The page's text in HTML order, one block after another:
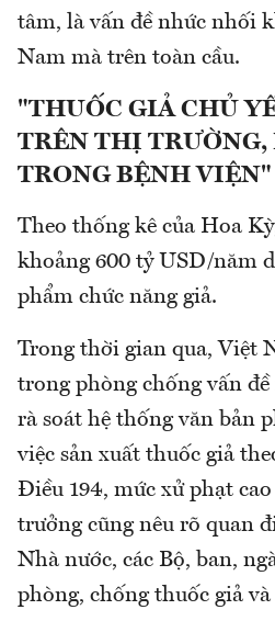
tâm, là vấn đề nhức nhối
Nam mà trên toàn cầu.
"THUỐC GIẢ CHỦ
TRÊN THỊ
TRONG BỆNH VIỆN"
Theo thống kê của Hoa
khoảng 600 tỷ USD/năm
phẩm chức năng giả.
Trong thời gian qua, Việt
trong phòng chống vấn
rà soát hệ thống văn bản
việc sản xuất thuốc giả
Điều 194, mức xử phạt
trưởng cũng nêu rõ quan
Nhà nước, các Bộ, ban,
phòng, chống thuốc giả